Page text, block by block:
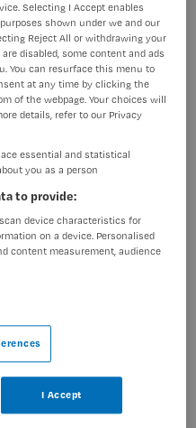
met uitzicht op vast
teamleider Emma
UMC is niet meer
vergelijkbare vacatures
Selecting I Accept enables
shown under we and our
Reject All or withdrawing your
disabled, some content and ads
You can resurface this menu to
at any time by clicking the
of the webpage. Your choices will
details, refer to our Privacy
essential and statistical
you as a person
to provide:
device characteristics for
on a device. Personalised
content measurement, audience
I Accept